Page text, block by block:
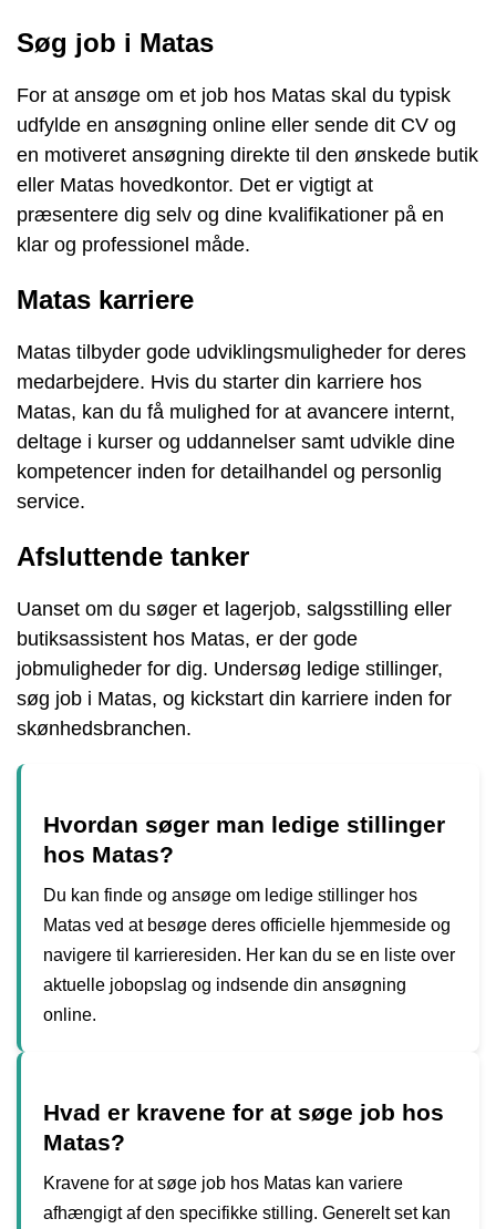
Søg job i Matas
For at ansøge om et job hos Matas skal du typisk
udfylde en ansøgning online eller sende dit CV og
en motiveret ansøgning direkte til den ønskede butik
eller Matas hovedkontor. Det er vigtigt at
præsentere dig selv og dine kvalifikationer på en
klar og professionel måde.
Matas karriere
Matas tilbyder gode udviklingsmuligheder for deres
medarbejdere. Hvis du starter din karriere hos
Matas, kan du få mulighed for at avancere internt,
deltage i kurser og uddannelser samt udvikle dine
kompetencer inden for detailhandel og personlig
service.
Afsluttende tanker
Uanset om du søger et lagerjob, salgsstilling eller
butiksassistent hos Matas, er der gode
jobmuligheder for dig. Undersøg ledige stillinger,
søg job i Matas, og kickstart din karriere inden for
skønhedsbranchen.
Hvordan søger man ledige stillinger
hos Matas?
Du kan finde og ansøge om ledige stillinger hos
Matas ved at besøge deres officielle hjemmeside og
navigere til karrieresiden. Her kan du se en liste over
aktuelle jobopslag og indsende din ansøgning
online.
Hvad er kravene for at søge job hos
Matas?
Kravene for at søge job hos Matas kan variere
afhængigt af den specifikke stilling. Generelt set kan